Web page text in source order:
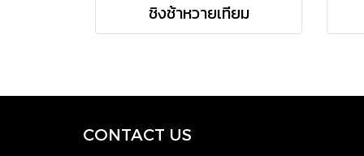
ชิงช้าหวายเทียม
CONTACT US